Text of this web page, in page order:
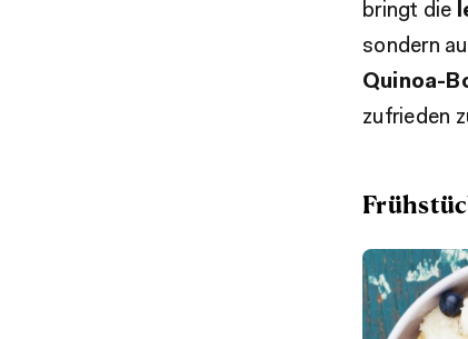
bringt die
sondern
Quinoa-
zufrieden